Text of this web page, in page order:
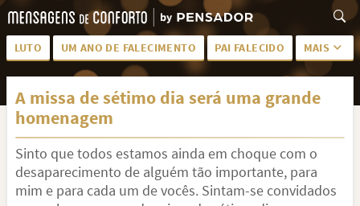
LUTO UM ANO DE FALECIMENTO PAI FALECIDO MAIS
LUTO PARA AMIGA PALAVRAS
PÊSAMES
PÊSAMES PARA AMIGA DESCANSE EM PAZ
MEUS SENTIMENTOS PÊSAMES PARA AMIGO
FRASES DE LUTO PARA AMIGO FIM DE NAMORO
A missa de sétimo dia será uma grande
homenagem
Sinto que todos estamos ainda em choque com o
desaparecimento de alguém tão importante, para
mim e para cada um de vocês. Sintam-se convidados